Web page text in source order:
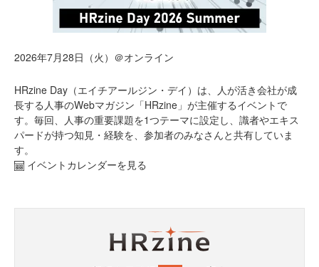
2026年7月28日（火）＠オンライン
HRzine Day（エイチアールジン・デイ）は、人が活き会社が成
長する人事のWebマガジン「HRzine」が主催するイベントで
す。毎回、人事の重要課題を1つテーマに設定し、識者やエキス
パードが持つ知見・経験を、参加者のみなさんと共有していま
す。
イベントカレンダーを見る